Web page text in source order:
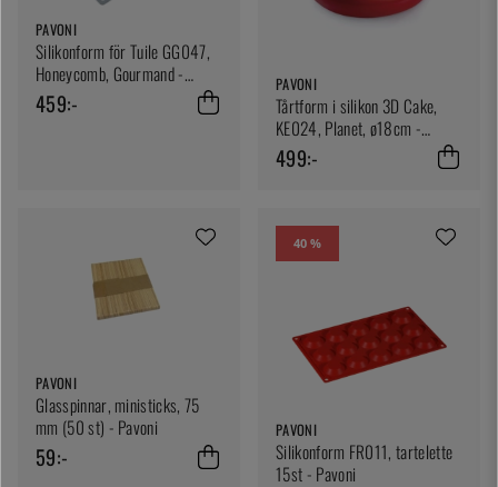
PAVONI
Silikonform för Tuile GG047,
Honeycomb, Gourmand -
Pavoni
459:-
PAVONI
Tårtform i silikon 3D Cake,
KE024, Planet, ø18cm -
Pavoni
499:-
PAVONI
Glasspinnar, ministicks, 75
mm (50 st) - Pavoni
59:-
40 %
PAVONI
Silikonform FR011, tartelette
15st - Pavoni